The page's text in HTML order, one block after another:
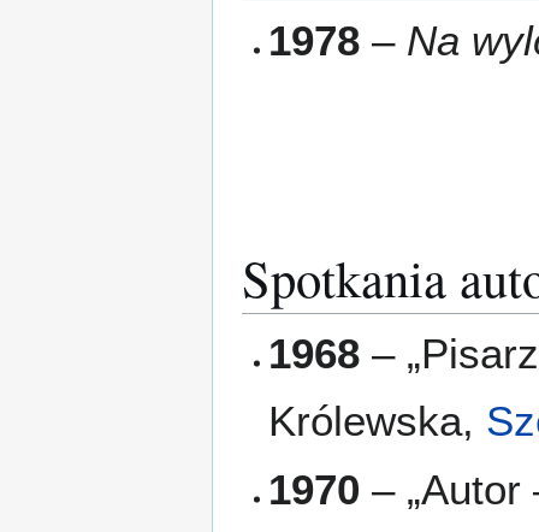
1978 – Na
Spotkania
1968 –
Królewska,
1970 –